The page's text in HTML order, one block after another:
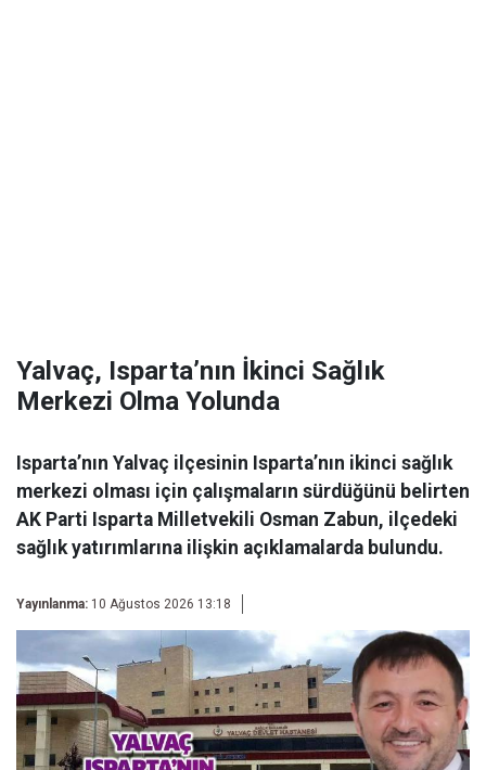
Yalvaç, Isparta’nın İkinci Sağlık
Merkezi Olma Yolunda
Isparta’nın Yalvaç ilçesinin Isparta’nın ikinci sağlık
merkezi olması için çalışmaların sürdüğünü belirten
AK Parti Isparta Milletvekili Osman Zabun, ilçedeki
sağlık yatırımlarına ilişkin açıklamalarda bulundu.
Yayınlanma: 10 Ağustos 2026 13:18